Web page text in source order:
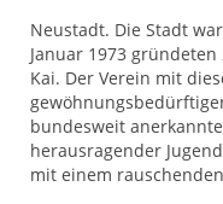
Neustadt. Die Stadt
Januar 1973
Kai. Der Verein mit
bundesweit
herausragender
mit einem